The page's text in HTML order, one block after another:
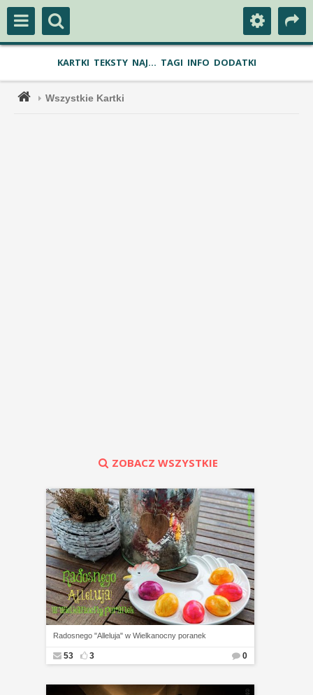
KARTKI TEKSTY NAJ... TAGI INFO DODATKI
Wszystkie Kartki
ZOBACZ WSZYSTKIE
Radosnego "Alleluja" w Wielkanocny poranek
53 3 0